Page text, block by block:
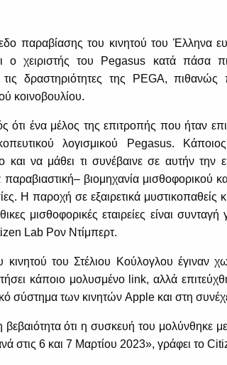
παραβίασης του κινητού του Έλληνα
ο χειριστής του Pegasus κατά πάσα
δραστηριότητες της PEGA, πιθανώς
κοινοβουλίου.
ότι ένα μέλος της επιτροπής που ήταν
λογισμικού Pegasus.
και να μάθει τι συνέβαινε σε αυτήν
παραβιαστική– βιομηχανία μισθοφορικού
Η παροχή σε εξαιρετικά
μισθοφορικές εταιρείες είναι
Lab Ρον Ντίμπερτ.
κινητού του Στέλιου Κούλογλου έγιναν
κάποιο μολυσμένο link, αλλά
σύστημα των κινητών Apple και στη
ότι η συσκευή του μολύνθηκε
στις 6 και 7 Μαρτίου 2023», γράφει το